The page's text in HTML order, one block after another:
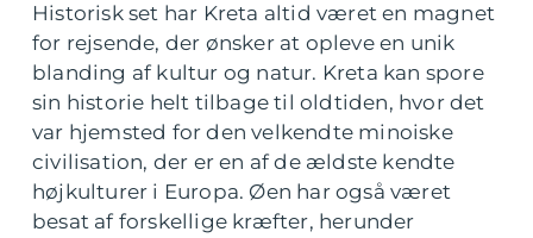
Historisk set har Kreta altid været en magnet
for rejsende, der ønsker at opleve en unik
blanding af kultur og natur. Kreta kan spore
sin historie helt tilbage til oldtiden, hvor det
var hjemsted for den velkendte minoiske
civilisation, der er en af de ældste kendte
højkulturer i Europa. Øen har også været
besat af forskellige kræfter, herunder